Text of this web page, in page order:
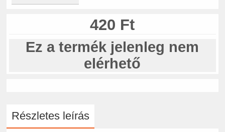
420 Ft
Ez a termék jelenleg nem
elérhető
Részletes leírás